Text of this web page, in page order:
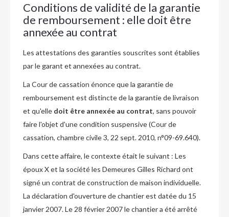
Conditions de validité de la garantie
de remboursement : elle doit être
annexée au contrat
Les attestations des garanties souscrites sont établies
par le garant et annexées au contrat.
La Cour de cassation énonce que la garantie de
remboursement est distincte de la garantie de livraison
et qu'elle doit être annexée au contrat, sans pouvoir
faire l'objet d'une condition suspensive (Cour de
cassation, chambre civile 3, 22 sept. 2010, n°09-69.640).
Dans cette affaire, le contexte était le suivant : Les
époux X et la société les Demeures Gilles Richard ont
signé un contrat de construction de maison individuelle.
La déclaration d'ouverture de chantier est datée du 15
janvier 2007. Le 28 février 2007 le chantier a été arrêté